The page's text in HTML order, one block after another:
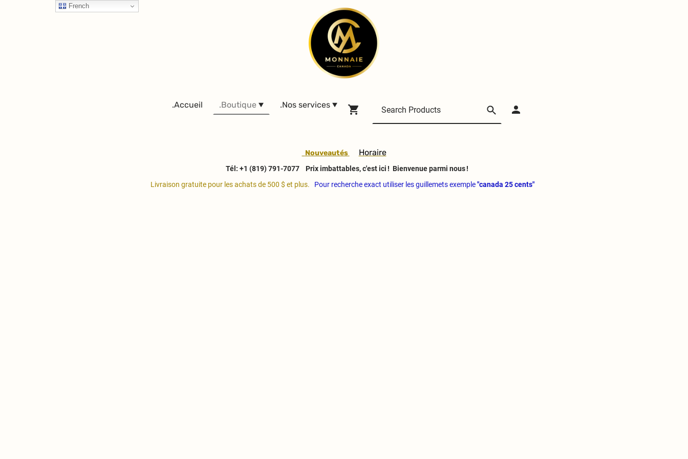
.Accueil .Boutique .Nos services
Nouveautés Horaire
Tél: +1 (819) 791-7077
Prix imbattables, c'est ici ! Bienvenue parmi nous !
Livraison gratuite pour les achats de 500 $ et plus.
Pour recherche exact utiliser les guillemets exemple"canada 25 cents"
French